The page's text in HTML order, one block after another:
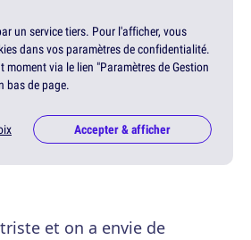
un service tiers. Pour l'afficher, vous
dans vos paramètres de confidentialité.
moment via le lien "Paramètres de Gestion
bas de page.
Accepter & afficher
et on a envie de